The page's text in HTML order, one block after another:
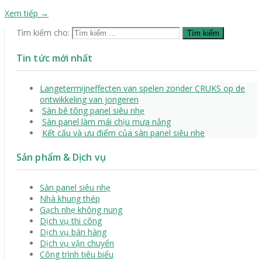
Xem tiếp →
Tìm kiếm cho:
Tin tức mới nhất
Langetermijneffecten van spelen zonder CRUKS op de
ontwikkeling van jongeren
Sàn bê tông panel siêu nhẹ
Sàn panel làm mái chịu mưa nắng
Kết cấu và ưu điểm của sàn panel siêu nhe
Sản phẩm & Dịch vụ
Sàn panel siêu nhẹ
Nhà khung thép
Gạch nhẹ không nung
Dịch vụ thi công
Dịch vụ bán hàng
Dịch vụ vận chuyển
Công trình tiêu biểu